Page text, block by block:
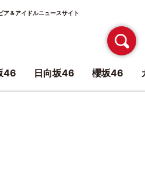
＆アイドルニュースサイト
46 日向坂46 櫻坂46